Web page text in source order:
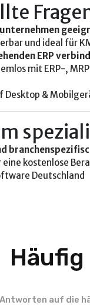
und ideal für
ERP
mit ERP-,
Desktop &
eine kostenlose
Deutschland
auf die